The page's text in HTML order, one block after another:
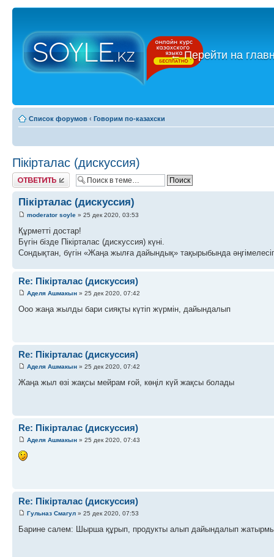
←Перейти на
Список форумов ‹ Говорим по-казахски
Пікірталас (дискуссия)
Ответить
Пікірталас (дискуссия)
moderator soyle » 25 дек 2020, 03:53
Құрметті достар!
Бүгін бізде Пікірталас (дискуссия) күні.
Сондықтан, бүгін «Жаңа жылға дайындық» тақырыбында
Re: Пікірталас (дискуссия)
Аделя Ашмакын » 25 дек 2020, 07:42
Ооо жаңа жылды бари сияқты күтіп жүрмін, дайындалып
Re: Пікірталас (дискуссия)
Аделя Ашмакын » 25 дек 2020, 07:42
Жаңа жыл өзі жақсы мейрам ғой, көңіл күй жақсы болады
Re: Пікірталас (дискуссия)
Аделя Ашмакын » 25 дек 2020, 07:43
Re: Пікірталас (дискуссия)
Гульназ Смагул » 25 дек 2020, 07:53
Барине салем: Шырша құрып, продукты алып дайындалып